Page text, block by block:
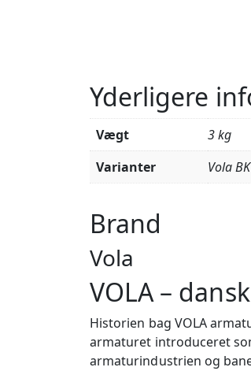
Yderligere
Vægt
3 kg
Varianter
Vola
Brand
Vola
VOLA –
Historien bag VOLA
armaturet introduceret
armaturindustrien og